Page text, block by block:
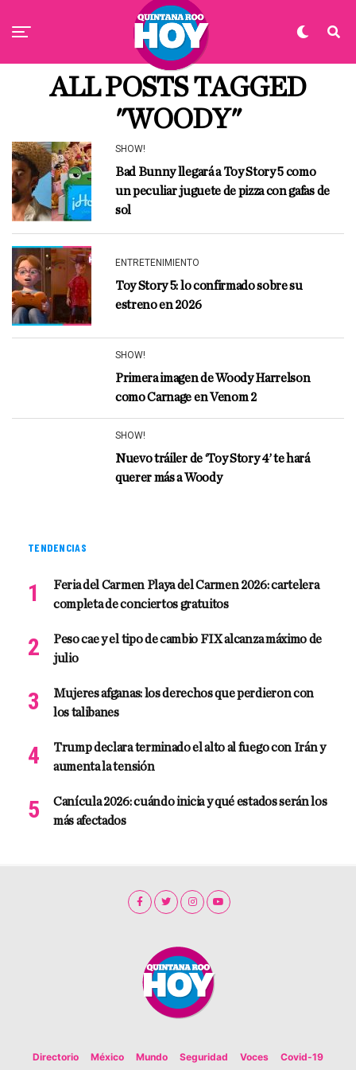
ALL POSTS TAGGED
"WOODY"
SHOW!
Bad Bunny llegará a Toy Story 5 como
un peculiar juguete de pizza con gafas de
sol
ENTRETENIMIENTO
Toy Story 5: lo confirmado sobre su
estreno en 2026
SHOW!
Primera imagen de Woody Harrelson
como Carnage en Venom 2
SHOW!
Nuevo tráiler de ‘Toy Story 4’ te hará
querer más a Woody
TENDENCIAS
Feria del Carmen Playa del Carmen 2026: cartelera
completa de conciertos gratuitos
Peso cae y el tipo de cambio FIX alcanza máximo de
julio
Mujeres afganas: los derechos que perdieron con
los talibanes
Trump declara terminado el alto al fuego con Irán y
aumenta la tensión
Canícula 2026: cuándo inicia y qué estados serán los
más afectados
Directorio México Mundo Seguridad Voces Covid-19